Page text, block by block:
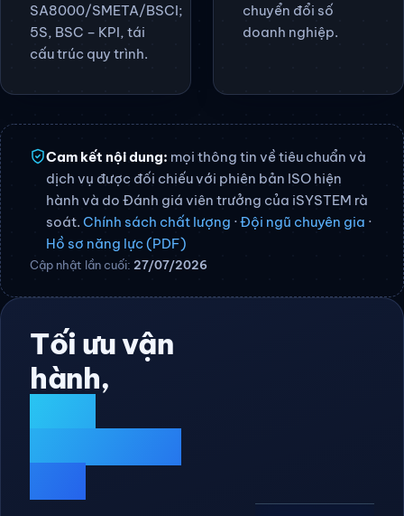
SA8000/SMETA/BSCI;
5S, BSC – KPI, tái
cấu trúc quy trình.
chuyển đổi số
doanh nghiệp.
Cam kết nội dung: mọi thông tin về tiêu chuẩn và
dịch vụ được đối chiếu với phiên bản ISO hiện
hành và do Đánh giá viên trưởng của iSYSTEM rà
soát. Chính sách chất lượng ·Đội ngũ chuyên gia ·
Hồ sơ năng lực (PDF)
Cập nhật lần cuối: 27/07/2026
Tối ưu vận
hành,